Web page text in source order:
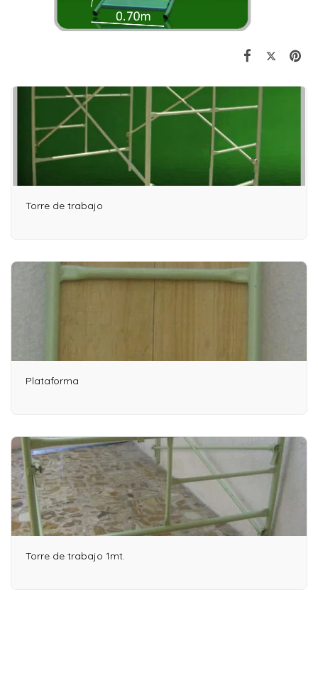
Torre de trabajo
Plataforma
Torre de trabajo 1mt.